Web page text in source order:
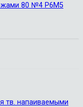
80 №4 Р6М5
тв. напаиваемыми